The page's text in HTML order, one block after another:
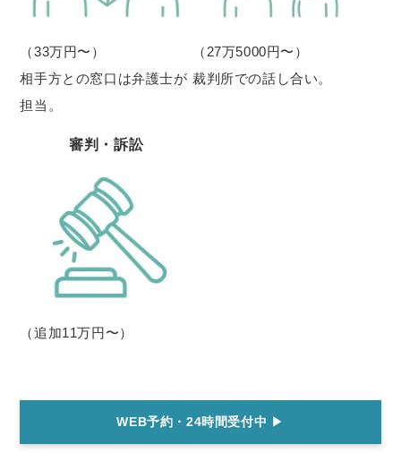
（33万円〜）
相手方との窓口は弁護士が
担当。
（27万5000円〜）
裁判所での話し合い。
審判・訴訟
（追加11万円〜）
WEB予約・24時間受付中 ▶